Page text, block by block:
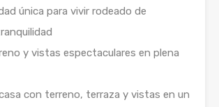
única para vivir rodeado de
y vistas espectaculares en plena
con terreno, terraza y vistas en un